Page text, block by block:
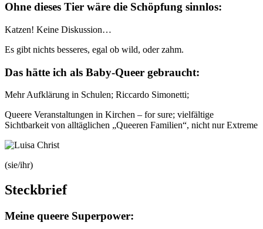
Ohne dieses Tier wäre die Schöpfung sinnlos:
Katzen! Keine Diskussion…
Es gibt nichts besseres, egal ob wild, oder zahm.
Das hätte ich als Baby-Queer gebraucht:
Mehr Aufklärung in Schulen; Riccardo Simonetti;
Queere Veranstaltungen in Kirchen – for sure; vielfältige
Sichtbarkeit von alltäglichen „Queeren Familien“, nicht nur Extreme
(sie/ihr)
Steckbrief
Meine queere Superpower: